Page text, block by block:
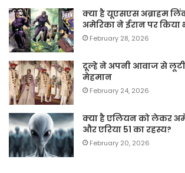
क्या है यूएसएस अब्राहम
अमेरिका ने ईरान पर
February 28, 2026
दूल्हे ने अपनी आवाज से
मेहमान
February 24, 2026
क्या है एलियन को लेकर
और एरिया 51 का रहस्य?
February 20, 2026